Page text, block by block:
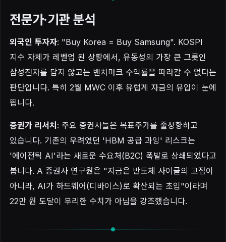
전문가·기관 분석
외국인 투자자: "Buy Korea = Buy Samsung". KOSPI
지수 자체가 레벨업 된 상황에서, 유동성의 가장 큰 그릇인
삼성전자를 담지 않고는 벤치마크 수익률을 따라갈 수 없다는
판단입니다. 특히 2월 MWC 이후 유럽계 자금의 유입이 눈에
띕니다.
증권가 리서치: 주요 증권사들은 목표주가를 줄상향하고
있습니다. 기존의 우려였던 'HBM 공급 과잉' 리스크는
'에이전틱 AI'라는 새로운 수요처(B2C) 폭발로 상쇄되었다고
봅니다. A 증권사 연구원은 "지금은 반도체 사이클의 고점이
아니라, AI가 하드웨어(디바이스)로 확산되는 초입"이라며
22만 원 도달이 무리한 수치가 아님을 강조했습니다.